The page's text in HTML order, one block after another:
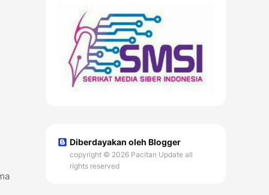
Diberdayakan oleh Blogger
copyright © 2026 Pacitan Update all
rights reserved